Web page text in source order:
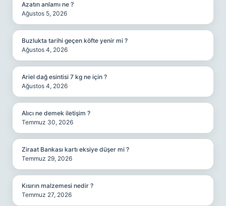
Azatın anlamı ne ?
Ağustos 5, 2026
Buzlukta tarihi geçen köfte yenir mi ?
Ağustos 4, 2026
Ariel dağ esintisi 7 kg ne için ?
Ağustos 4, 2026
Alıcı ne demek iletişim ?
Temmuz 30, 2026
Ziraat Bankası kartı eksiye düşer mi ?
Temmuz 29, 2026
Kısırın malzemesi nedir ?
Temmuz 27, 2026